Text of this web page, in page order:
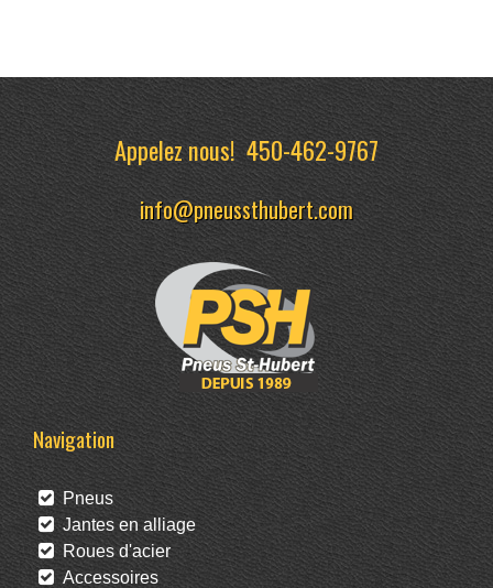
Appelez nous!450-462-9767
info@pneussthubert.com
Navigation
Pneus
Jantes en alliage
Roues d'acier
Accessoires